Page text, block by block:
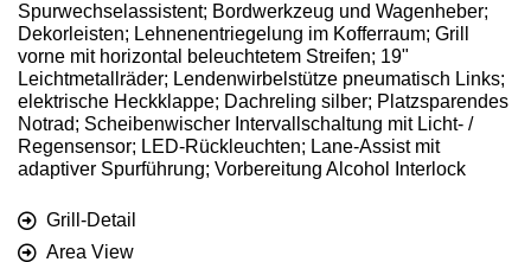
Spurwechselassistent; Bordwerkzeug und Wagenheber;
Dekorleisten; Lehnenentriegelung im Kofferraum; Grill
vorne mit horizontal beleuchtetem Streifen; 19"
Leichtmetallräder; Lendenwirbelstütze pneumatisch Links;
elektrische Heckklappe; Dachreling silber; Platzsparendes
Notrad; Scheibenwischer Intervallschaltung mit Licht- /
Regensensor; LED-Rückleuchten; Lane-Assist mit
adaptiver Spurführung; Vorbereitung Alcohol Interlock
Grill-Detail
Area View